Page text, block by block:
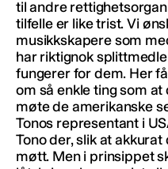
til andre
tilfelle er like trist. Vi
musikkskapere som
har riktignok
fungerer for dem. Her
om så enkle ting som
møte de amerikanske
Tonos representant i
Tono der, slik at
møtt. Men i prinsippet